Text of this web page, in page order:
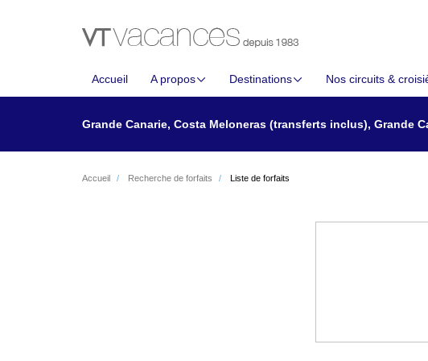
Accueil A propos Destinations Nos circuits &
Grande Canarie, Costa Meloneras (transferts inclus), Grande
Accueil Recherche de forfaits Liste de forfaits